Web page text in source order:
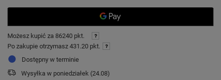
Możesz kupić za 86240 pkt.
Po zakupie otrzymasz 431.20 pkt.
Dostępny w terminie
Wysyłka w poniedziałek (24.08)